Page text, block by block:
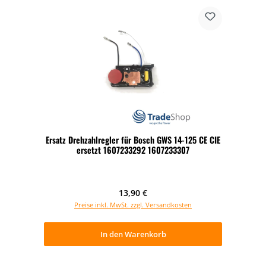
Ersatz Drehzahlregler für Bosch GWS 14-125 CE CIE
ersetzt 1607233292 1607233307
Regulärer Preis:
13,90 €
Preise inkl. MwSt. zzgl. Versandkosten
In den Warenkorb